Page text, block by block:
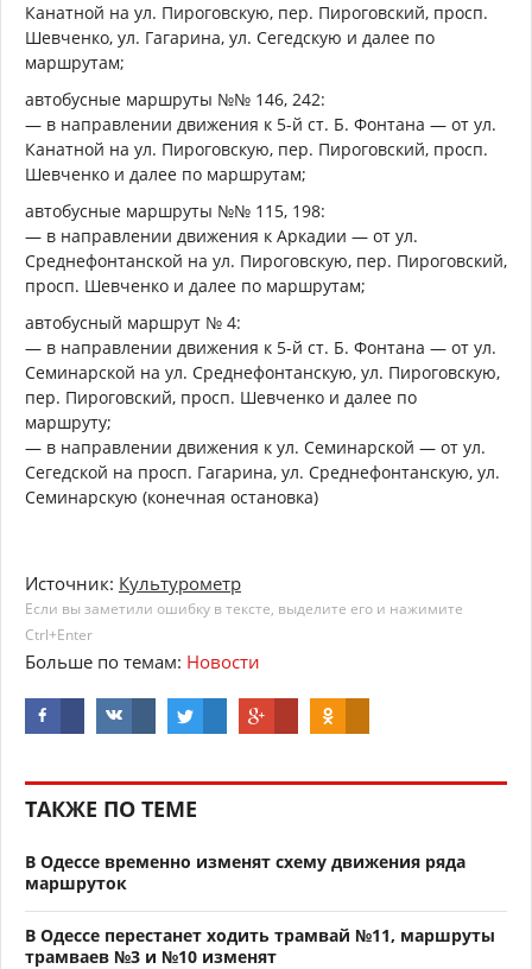
Канатной на ул. Пироговскую, пер. Пироговский, просп.
Шевченко, ул. Гагарина, ул. Сегедскую и далее по
маршрутам;
автобусные маршруты №№ 146, 242:
— в направлении движения к 5-й ст. Б. Фонтана — от ул.
Канатной на ул. Пироговскую, пер. Пироговский, просп.
Шевченко и далее по маршрутам;
автобусные маршруты №№ 115, 198:
— в направлении движения к Аркадии — от ул.
Среднефонтанской на ул. Пироговскую, пер. Пироговский,
просп. Шевченко и далее по маршрутам;
автобусный маршрут № 4:
— в направлении движения к 5-й ст. Б. Фонтана — от ул.
Семинарской на ул. Среднефонтанскую, ул. Пироговскую,
пер. Пироговский, просп. Шевченко и далее по
маршруту;
— в направлении движения к ул. Семинарской — от ул.
Сегедской на просп. Гагарина, ул. Среднефонтанскую, ул.
Семинарскую (конечная остановка)
Источник: Культурометр
Если вы заметили ошибку в тексте, выделите его и нажимите
Ctrl+Enter
Больше по темам: Новости
ТАКЖЕ ПО ТЕМЕ
В Одессе временно изменят схему движения ряда
маршруток
В Одессе перестанет ходить трамвай №11, маршруты
трамваев №3 и №10 изменят